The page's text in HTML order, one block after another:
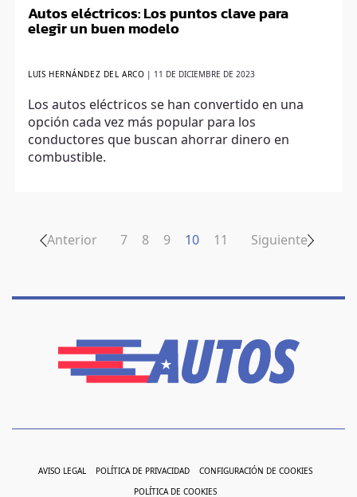
Autos eléctricos: Los puntos clave para
elegir un buen modelo
LUIS HERNÁNDEZ DEL ARCO 11 DE DICIEMBRE DE 2023
Los autos eléctricos se han convertido en una
opción cada vez más popular para los
conductores que buscan ahorrar dinero en
combustible.
Anterior 7 8 9 10 11 Siguiente
AVISO LEGAL POLÍTICA DE PRIVACIDAD CONFIGURACIÓN DE COOKIES
POLÍTICA DE COOKIES